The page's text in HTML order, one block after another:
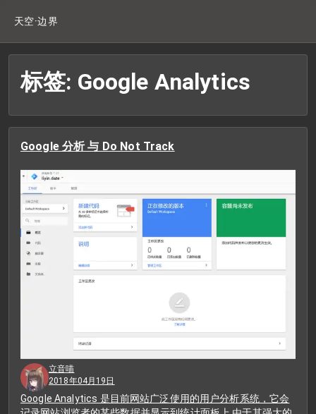
天空·边界
标签: Google Analytics
Google 分析 与 Do Not Track
立音喵
2018年04月19日
Google Analytics 是目前网站广泛使用的用户分析系统，它会